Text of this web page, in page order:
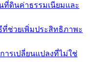
ที่ดินค่าธรรมเนียมและ
ช่วยเพิ่มประสิทธิภาพะ
ารเปลี่ยนแปลงที่ไม่ใช่